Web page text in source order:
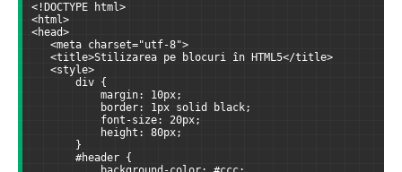
<!DOCTYPE html>
<html>
<head>
<meta charset="utf-8">
<title>Stilizarea pe blocuri în HTML5</title>
<style>
div {
margin: 10px;
border: 1px solid black;
font-size: 20px;
height: 80px;
}
#header {